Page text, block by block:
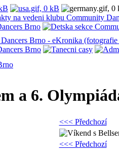
a 6.
<<< Předchozí
<<< Předchozí